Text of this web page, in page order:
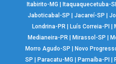
Itabirito-MG
Itaquaquecetuba-
Jaboticabal-SP
Jacareí-SP
Londrina-PR| Luís Correia-PI
Medianeira-PR
Mirassol-SP
Morro Agudo-SP
Novo
SP
Paracatu-MG Parnaíba-PI